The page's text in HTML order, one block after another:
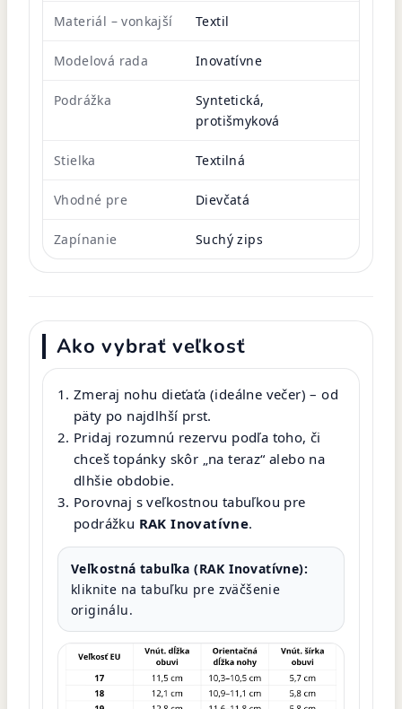
Materiál – vonkajší Textil
Modelová rada Inovatívne
Podrážka
Syntetická,
protišmyková
Stielka Textilná
Vhodné pre Dievčatá
Zapínanie Suchý zips
Ako vybrať veľkosť
Zmeraj nohu dieťaťa (ideálne večer) – od
päty po najdlhší prst.
Pridaj rozumnú rezervu podľa toho, či
chceš topánky skôr „na teraz“ alebo na
dlhšie obdobie.
Porovnaj s veľkostnou tabuľkou pre
podrážku RAK Inovatívne.
Veľkostná tabuľka (RAK Inovatívne):
kliknite na tabuľku pre zväčšenie
originálu.